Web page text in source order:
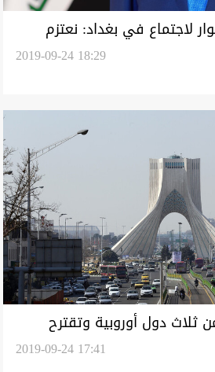
لاجتماع في بغداد: نعتزم
2019-09-24 18:29
ثلاث دول أوروبية وتقترح
2019-09-24 17:41